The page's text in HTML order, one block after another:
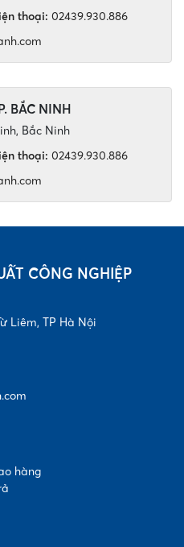
thoại: 02439.930.886
BẮC NINH
Bắc Ninh
thoại: 02439.930.886
CÔNG NGHIỆP
Liêm, TP Hà Nội
hàng